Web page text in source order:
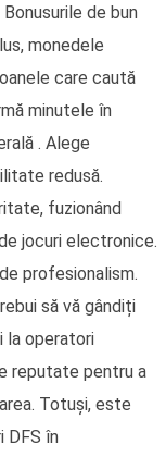
de bun
monedele
care caută
minutele în
. Alege
redusă.
fuzionând
jocuri electronice.
profesionalism.
să vă gândiți
la operatori
reputate pentru a
Totuși, este
DFS în